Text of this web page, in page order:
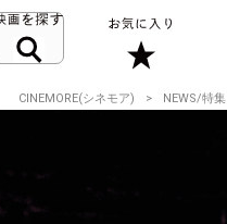
CINEMORE(シネモア) NEWS/特集